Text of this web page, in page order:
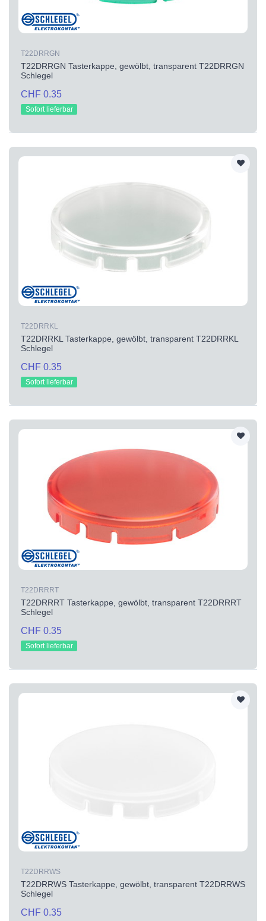
T22DRRGN
T22DRRGN Tasterkappe, gewölbt, transparent T22DRRGN
Schlegel
CHF 0.35
Sofort lieferbar
T22DRRKL
T22DRRKL Tasterkappe, gewölbt, transparent T22DRRKL
Schlegel
CHF 0.35
Sofort lieferbar
T22DRRRT
T22DRRRT Tasterkappe, gewölbt, transparent T22DRRRT
Schlegel
CHF 0.35
Sofort lieferbar
T22DRRWS
T22DRRWS Tasterkappe, gewölbt, transparent T22DRRWS
Schlegel
CHF 0.35